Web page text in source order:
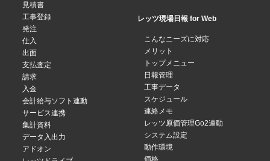
見積書
工事登録
発注
仕入
出面
支払査定
請求
入金
会計給与ソフト連動
サービス連携
集計資料
データ入出力
アドオン
レッツ現場日報 for Web
こんなニーズに対応
メリット
トップメニュー
日報管理
工事データ
スケジュール
連絡メモ
レッツ原価管理Go2連動
システム設定
動作環境